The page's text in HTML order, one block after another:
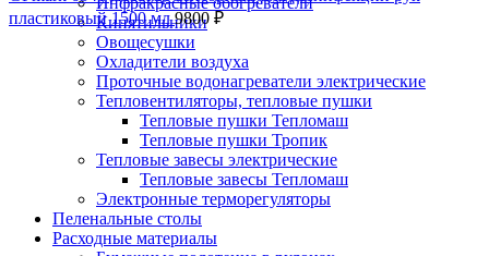
Кипятильники
Овощесушки
Охладители воздуха
Проточные водонагреватели электрические
Тепловентиляторы, тепловые пушки
Тепловые пушки Тепломаш
Тепловые пушки Тропик
Тепловые завесы электрические
Тепловые завесы Тепломаш
Электронные терморегуляторы
Пеленальные столы
Расходные материалы
пластиковый 1500 мл9800 ₽